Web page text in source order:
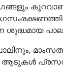
ശുദ്ധമായ
ആടുകള്‍